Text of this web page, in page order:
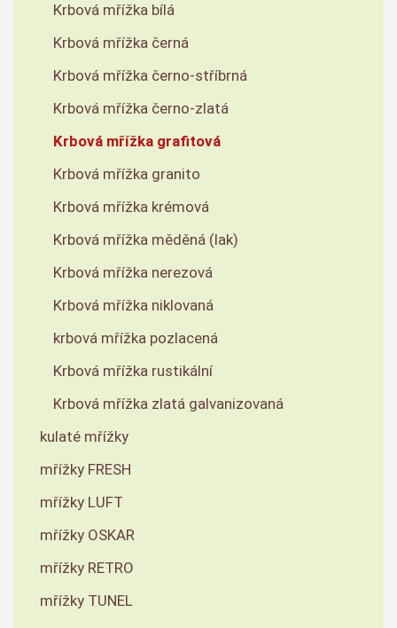
Krbová mřížka bílá
Krbová mřížka černá
Krbová mřížka černo-stříbrná
Krbová mřížka černo-zlatá
Krbová mřížka grafitová
Krbová mřížka granito
Krbová mřížka krémová
Krbová mřížka měděná (lak)
Krbová mřížka nerezová
Krbová mřížka niklovaná
krbová mřížka pozlacená
Krbová mřížka rustikální
Krbová mřížka zlatá galvanizovaná
kulaté mřížky
mřížky FRESH
mřížky LUFT
mřížky OSKAR
mřížky RETRO
mřížky TUNEL